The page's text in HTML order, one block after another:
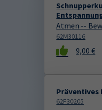
Atmen --
62M30116
9,00 €
Präventives
62F30205